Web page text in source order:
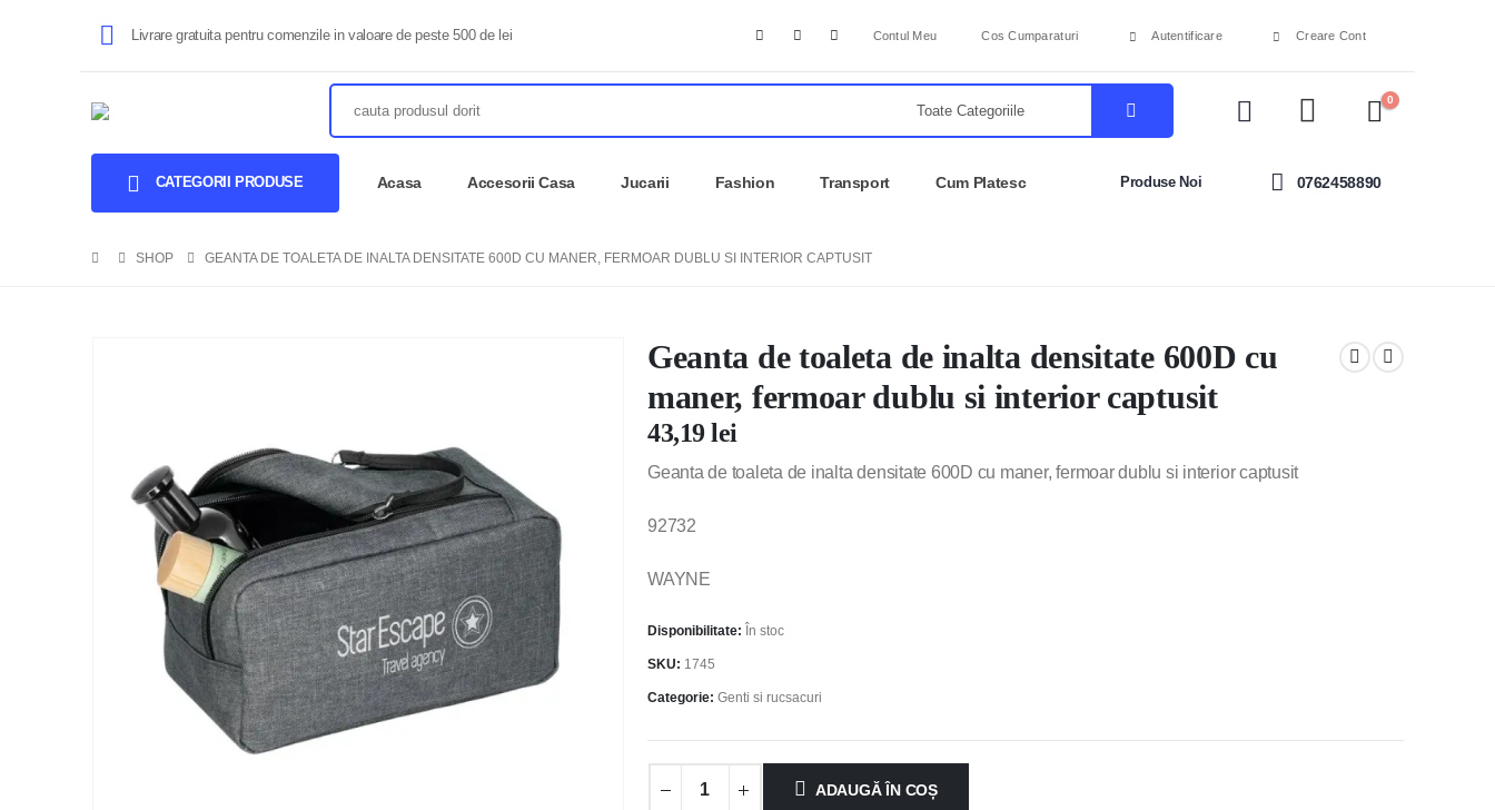
Livrare gratuita pentru comenzile in valoare de peste 500 de lei Contul Meu Cos Cumparaturi Autentificare Creare Cont
0
CATEGORII PRODUSE Acasa Accesorii Casa Jucarii Fashion Transport Cum Platesc Produse Noi 0762458890
SHOP GEANTA DE TOALETA DE INALTA DENSITATE 600D CU MANER, FERMOAR DUBLU SI INTERIOR CAPTUSIT
Geanta de toaleta de inalta densitate 600D cu
maner, fermoar dublu si interior captusit
43,19lei
Geanta de toaleta de inalta densitate 600D cu maner, fermoar dublu si interior captusit
92732
WAYNE
Disponibilitate: În stoc
SKU: 1745
Categorie: Genti si rucsacuri
ADAUGĂ ÎN COȘ